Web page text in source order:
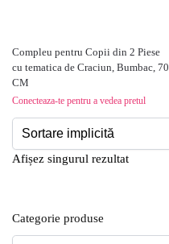
Compleu pentru Copii din 2 Piese
cu tematica de Craciun, Bumbac, 70
CM
Conecteaza-te pentru a vedea pretul
Afișez singurul rezultat
Categorie produse